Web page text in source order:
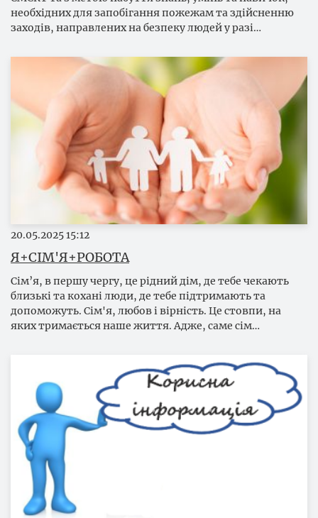
необхідних для запобігання пожежам та здійсненню
заходів, направлених на безпеку людей у разі…
20.05.202515:12
Я+СІМ'Я+РОБОТА
Сім’я, в першу чергу, це рідний дім, де тебе чекають
близькі та кохані люди, де тебе підтримають та
допоможуть. Сім'я, любов і вірність. Це стовпи, на
яких тримається наше життя. Адже, саме сім…